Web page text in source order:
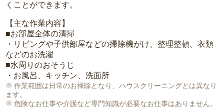
くことができます。
【主な作業内容】
■お部屋全体の清掃
・リビングや子供部屋などの掃除機がけ、整理整頓、衣類
などのお洗濯
■水周りのおそうじ
・お風呂、キッチン、洗面所
作業範囲は日常のお掃除となり、ハウスクリーニングとは異なり
ます。
危険なお仕事や介護など専門知識が必要なお仕事はありません。